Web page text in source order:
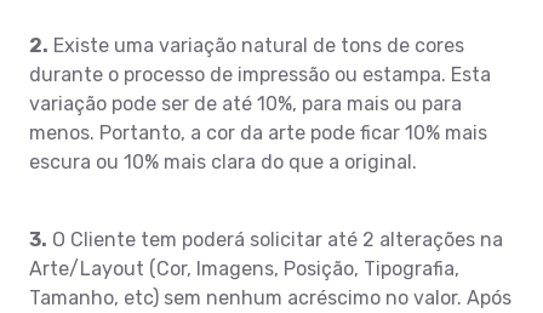
2. Existe uma variação natural de tons de cores
durante o processo de impressão ou estampa. Esta
variação pode ser de até 10%, para mais ou para
menos. Portanto, a cor da arte pode ficar 10% mais
escura ou 10% mais clara do que a original.
3. O Cliente tem poderá solicitar até 2 alterações na
Arte/Layout (Cor, Imagens, Posição, Tipografia,
Tamanho, etc) sem nenhum acréscimo no valor. Após